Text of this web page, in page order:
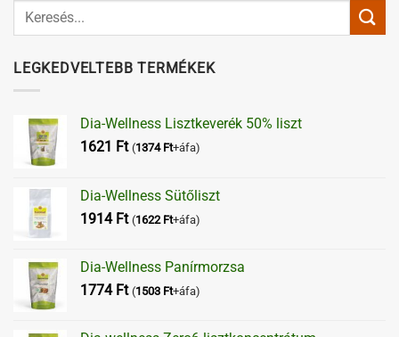
LEGKEDVELTEBB TERMÉKEK
Dia-Wellness Lisztkeverék 50% liszt
1621 Ft (1374 Ft+áfa)
Dia-Wellness Sütőliszt
1914 Ft (1622 Ft+áfa)
Dia-Wellness Panírmorzsa
1774 Ft (1503 Ft+áfa)